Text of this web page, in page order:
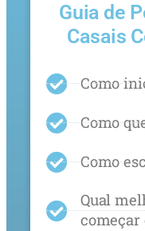
Guia de
Casais
Como
Como
Como
Qual
começar